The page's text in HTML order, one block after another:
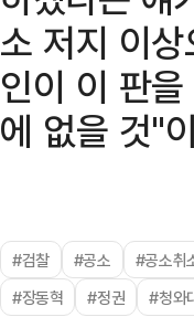
소 저지 이
인이 이 판
에 없을 것"
#검찰 #공소 #공소취
#장동혁
#정권 #청와